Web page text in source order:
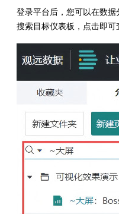
登录平台后，您可以在数
搜索目标仪表板，点击即可